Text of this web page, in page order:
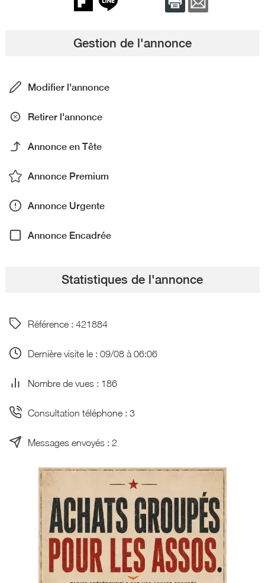
Gestion de l'annonce
Modifier l'annonce
Retirer l'annonce
Annonce en Tête
Annonce Premium
Annonce Urgente
Annonce Encadrée
Statistiques de l'annonce
Référence : 421884
Dernière visite le : 09/08 à 06:06
Nombre de vues : 186
Consultation téléphone : 3
Messages envoyés : 2